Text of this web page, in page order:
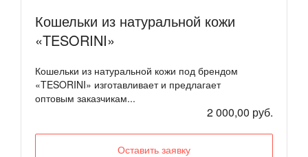
Кошельки из натуральной кожи
«TESORINI»
Кошельки из натуральной кожи под брендом
«TESORINI» изготавливает и предлагает
оптовым заказчикам...
2 000,00 руб.
Оставить заявку